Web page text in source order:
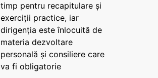
timp pentru recapitulare și
exerciții practice, iar
dirigenția este înlocuită de
materia dezvoltare
personală și consiliere care
va fi obligatorie